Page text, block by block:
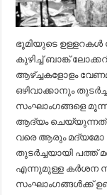
ഭൂമിയുടെ ഉള്ളറകള്‍
കുഴിച്ച് ബാങ്ക്
ആഴ്ച്ചകളോളം
ഒഴിവാക്കാനും
സംഘാംഗങ്ങളെ
ആദ്യം ചെയ്യുന്നത്.
വരെ ആരും മദ്യമോ
തുടര്‍ച്ചയായി പത്ത്
എന്നുമുള്ള കര്‍ശന
സംഘാംഗങ്ങള്‍ക്ക്